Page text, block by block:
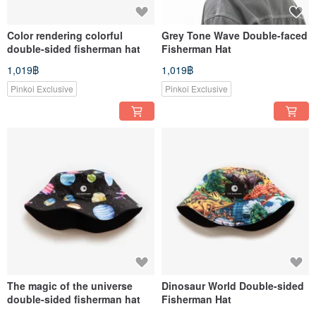
Color rendering colorful
double-sided fisherman hat
1,019฿
Pinkoi Exclusive
Grey Tone Wave Double-faced
Fisherman Hat
1,019฿
Pinkoi Exclusive
The magic of the universe
double-sided fisherman hat
Dinosaur World Double-sided
Fisherman Hat